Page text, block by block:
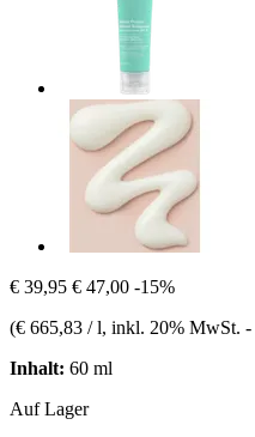
€ 39,95 € 47,00 -15%
(€ 665,83 / l, inkl. 20% MwSt. -
Inhalt: 60 ml
Auf Lager